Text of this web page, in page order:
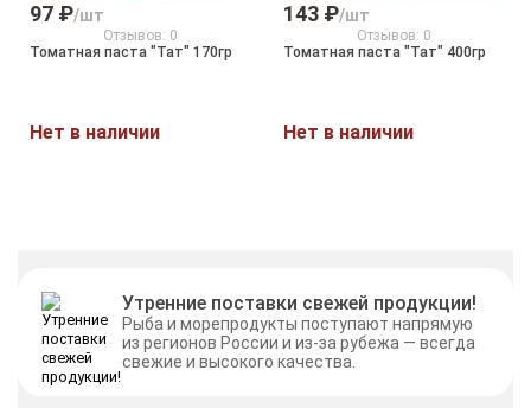
97 ₽/шт
Отзывов: 0
Томатная паста "Тат" 170гр
Нет в наличии
143 ₽/шт
Отзывов: 0
Томатная паста "Тат" 400гр
Нет в наличии
Утренние поставки свежей продукции!
Рыба и морепродукты поступают напрямую
из регионов России и из-за рубежа — всегда
свежие и высокого качества.